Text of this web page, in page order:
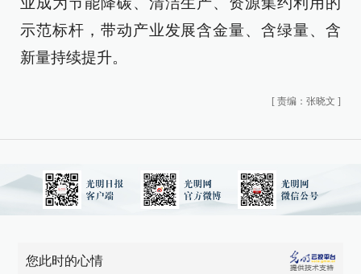
示范标杆，带动产业发展含金量、含绿量、含
新量持续提升。
[ 责编：张晓文 ]
您此时的心情